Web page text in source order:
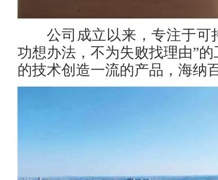
公司成立以来，专注于可
功想办法，不为失败找理由”
的技术创造一流的产品，海纳